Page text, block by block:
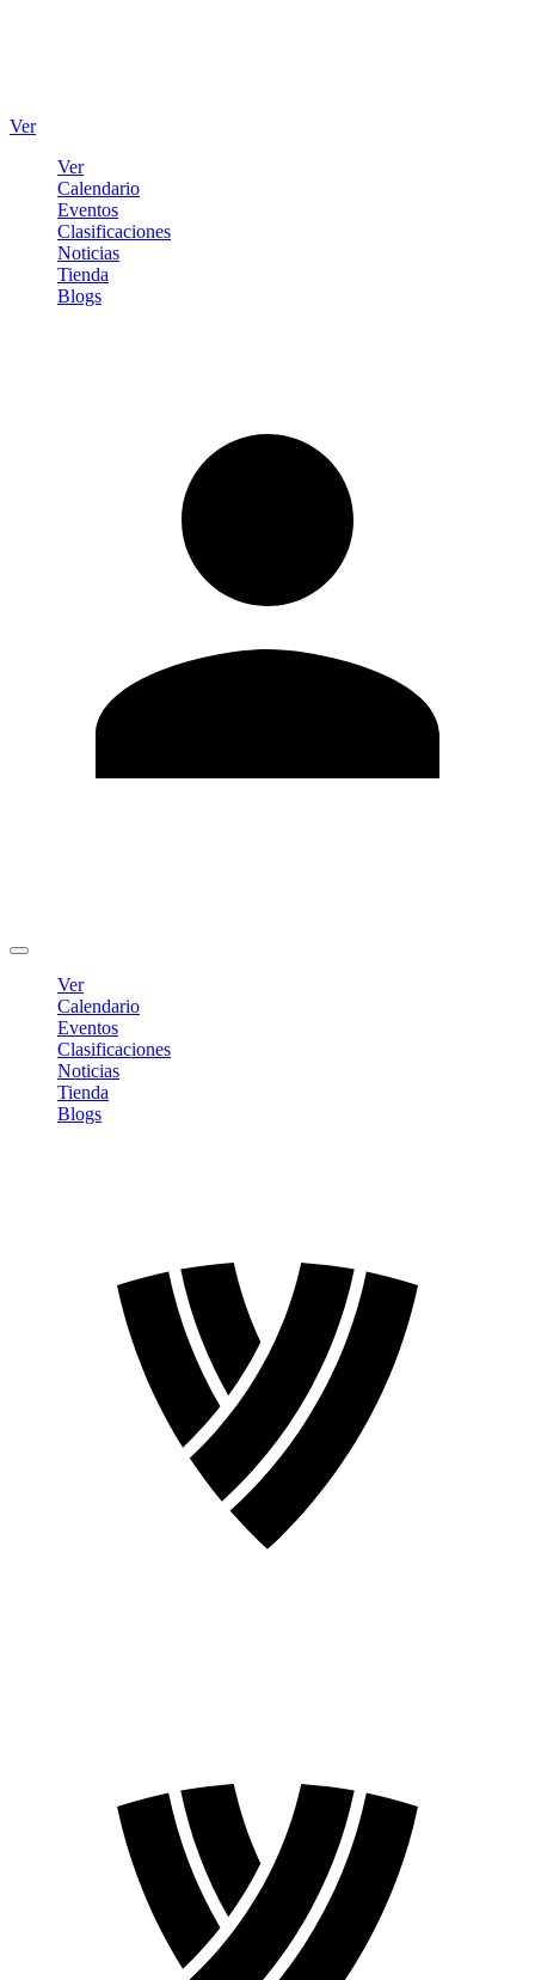
Ver
Ver
Calendario
Eventos
Clasificaciones
Noticias
Tienda
Blogs
Ver
Calendario
Eventos
Clasificaciones
Noticias
Tienda
Blogs